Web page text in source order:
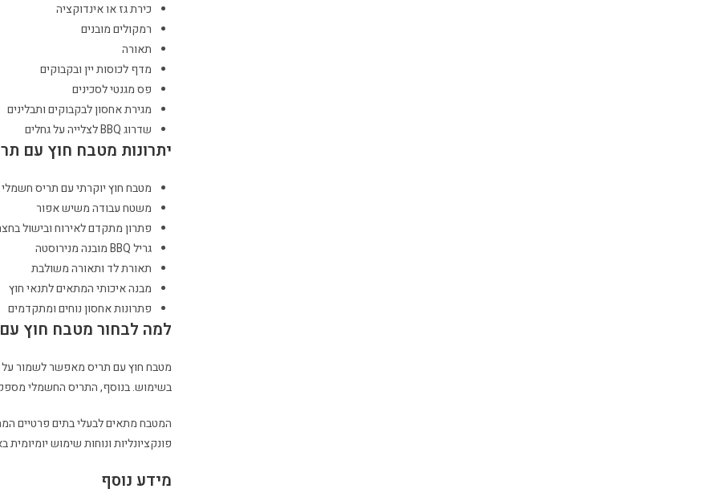
כירת גז או אינדוקציה
רמקולים מובנים
תאורה
מדף לכוסות יין ובקבוקים
פס מגנטי לסכינים
מגירת אחסון לבקבוקים ותבלינים
שדרוג BBQ לצלייה על גחלים
יתרונות מטבח חוץ עם
מטבח חוץ יוקרתי עם תריס חשמלי
משטח עבודה משיש אפור
פתרון מתקדם לאירוח ובישול
גריל BBQ מובנה מנירוסטה
תאורת לד ותאורה משולבת
מבנה איכותי המתאים לתנאי חוץ
פתרונות אחסון נוחים ומתקדמים
למה לבחור מטבח חוץ
מטבח חוץ עם תריס מאפשר לשמור על
בשימוש. בנוסף, התריס החשמלי מספק
המטבח מתאים לבעלי בתים פרטיים
פונקציונליות ונוחות שימוש יומיומית
מידע נוסף